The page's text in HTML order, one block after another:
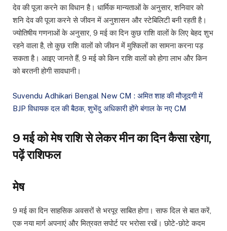
देव की पूजा करने का विधान है। धार्मिक मान्यताओं के अनुसार, शनिवार को
शनि देव की पूजा करने से जीवन में अनुशासन और स्टेबिलिटी बनी रहती है।
ज्योतिषीय गणनाओं के अनुसार, 9 मई का दिन कुछ राशि वालों के लिए बेहद शुभ
रहने वाला है, तो कुछ राशि वालों को जीवन में मुश्किलों का सामना करना पड़
सकता है। आइए जानते हैं, 9 मई को किन राशि वालों को होगा लाभ और किन
को बरतनी होगी सावधानी।
Suvendu Adhikari Bengal New CM : अमित शाह की मौजूदगी में
BJP विधायक दल की बैठक, शुभेंदु अधिकारी होंगे बंगाल के नए CM
9 मई को मेष राशि से लेकर मीन का दिन कैसा रहेगा,
पढ़ें राशिफल
मेष
9 मई का दिन साहसिक अवसरों से भरपूर साबित होगा। साफ दिल से बात करें,
एक नया मार्ग अपनाएं और मित्रवत सपोर्ट पर भरोसा रखें। छोटे-छोटे कदम